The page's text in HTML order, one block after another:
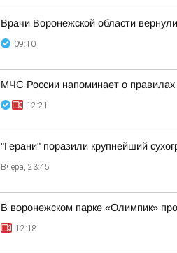
Врачи Воронежской области
09:10
МЧС России напоминает о правилах
12:21
"Герани" поразили крупнейший
Вчера, 23:45
В воронежском парке «Олимпик»
12:18